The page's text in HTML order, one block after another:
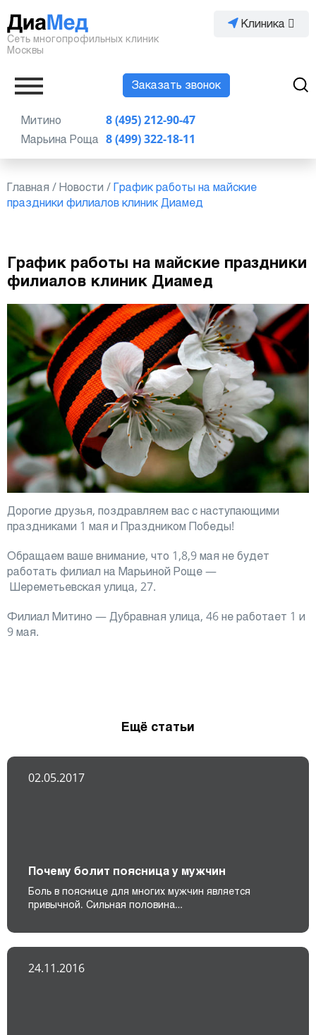
Сеть многопрофильных клиник
Москвы
Клиника
Заказать звонок
8 (495) 212-90-47
Митино
8 (499) 322-18-11
Марьина Роща
Главная / Новости / График работы на майские
праздники филиалов клиник Диамед
График работы на майские праздники
филиалов клиник Диамед
Дорогие друзья, поздравляем вас с наступающими
праздниками 1 мая и Праздником Победы!
Обращаем ваше внимание, что 1,8,9 мая не будет
работать филиал на Марьиной Роще —
Шереметьевская улица, 27.
Филиал Митино — Дубравная улица, 46 не работает 1 и
9 мая.
Ещё статьи
02.05.2017
Почему болит поясница у мужчин
Боль в пояснице для многих мужчин является
привычной. Сильная половина…
24.11.2016